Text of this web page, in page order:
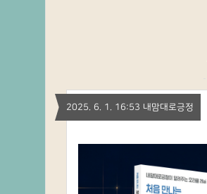
2025. 6. 1. 16:53 내맘대로긍정